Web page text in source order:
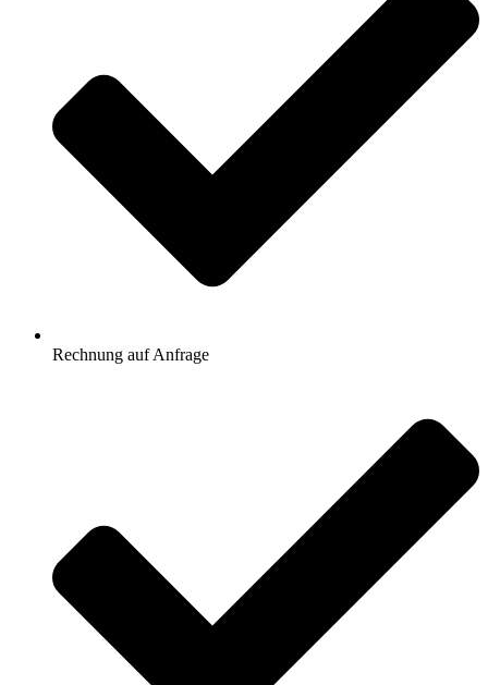
Rechnung auf Anfrage